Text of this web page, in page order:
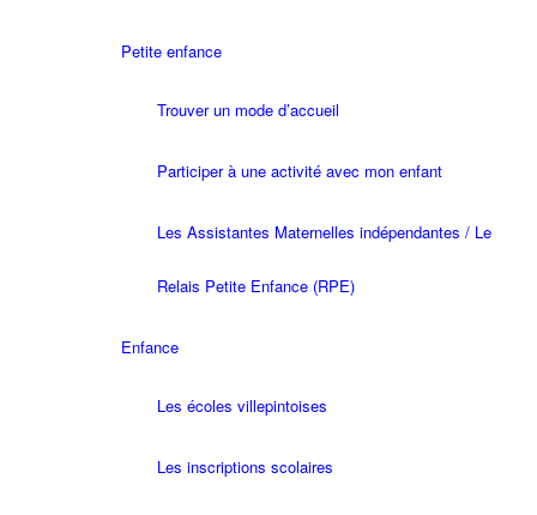
Petite enfance
Trouver un mode d’accueil
Participer à une activité avec mon enfant
Les Assistantes Maternelles indépendantes / Le
Relais Petite Enfance (RPE)
Enfance
Les écoles villepintoises
Les inscriptions scolaires